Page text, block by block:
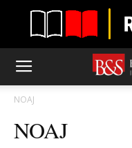
NOAJ
NOAJ